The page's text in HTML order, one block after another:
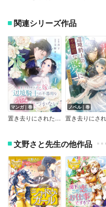
関連シリーズ作品
マンガ｜巻
置き去りにされた花嫁は、辺境騎士の不器用な愛に気づかない【電子単行本版／特典おまけ付き】
ノベル｜巻
文野さと先生の他作品